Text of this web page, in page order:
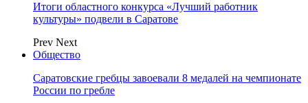
Итоги областного конкурса «Лучший работник
культуры» подвели в Саратове
Prev Next
Общество
Саратовские гребцы завоевали 8 медалей на чемпионате
России по гребле